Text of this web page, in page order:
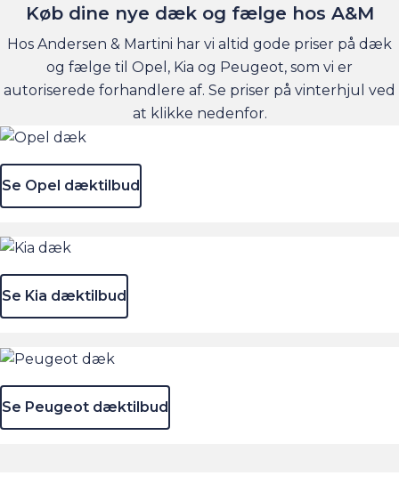
Køb dine nye dæk og fælge hos A&M
Hos Andersen & Martini har vi altid gode priser på dæk
og fælge til Opel, Kia og Peugeot, som vi er
autoriserede forhandlere af. Se priser på vinterhjul ved
at klikke nedenfor.
Se Opel dæktilbud
Se Kia dæktilbud
Se Peugeot dæktilbud